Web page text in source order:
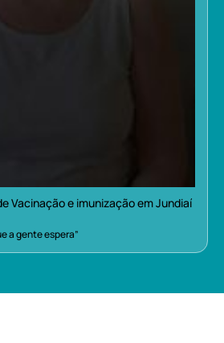
Vacinação e imunização em Jundiaí
a gente espera”